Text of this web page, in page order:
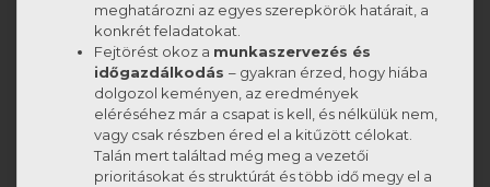
meghatározni az egyes szerepkörök határait, a
konkrét feladatokat.
Fejtörést okoz a munkaszervezés és
időgazdálkodás – gyakran érzed, hogy hiába
dolgozol keményen, az eredmények
eléréséhez már a csapat is kell, és nélkülük nem,
vagy csak részben éred el a kitűzött célokat.
Talán mert találtad még meg a vezetői
prioritásokat és struktúrát és több idő megy el a